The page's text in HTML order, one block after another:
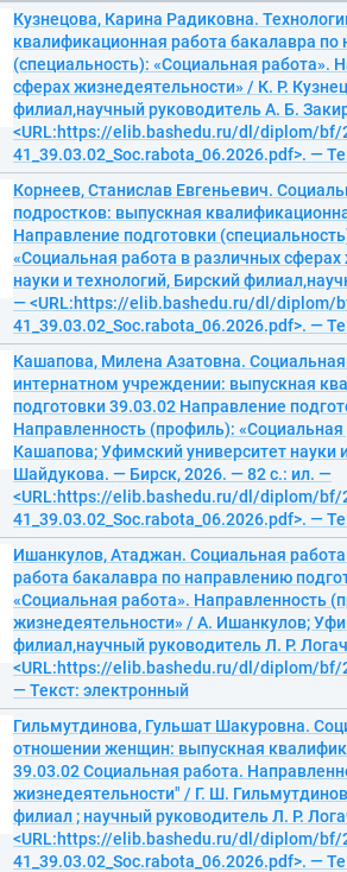
Кузнецова, Карина Радиковна.
квалификационная работа бакалавра
(специальность): «Социальная работа».
сферах жизнедеятельности» / К. Р.
филиал,научный руководитель А. Б.
<URL:https://elib.bashedu.ru/dl/diplom/bf/
41_39.03.02_Soc.rabota_06.2026.pdf>. —
Корнеев, Станислав Евгеньевич.
подростков: выпускная
Направление подготовки
«Социальная работа в различных
науки и технологий, Бирский
— <URL:https://elib.bashedu.ru/dl/diplom/
41_39.03.02_Soc.rabota_06.2026.pdf>. —
Кашапова, Милена Азатовна.
интернатном учреждении: выпускная
подготовки 39.03.02 Направление
Направленность (профиль):
Кашапова; Уфимский университет науки
Шайдукова. — Бирск, 2026. — 82 с.: ил. —
<URL:https://elib.bashedu.ru/dl/diplom/bf/
41_39.03.02_Soc.rabota_06.2026.pdf>. —
Ишанкулов, Атаджан. Социальная
работа бакалавра по направлению
«Социальная работа». Направленность
жизнедеятельности» / А. Ишанкулов;
филиал,научный руководитель Л. Р.
<URL:https://elib.bashedu.ru/dl/diplom/bf/
— Текст: электронный
Гильмутдинова, Гульшат Шакуровна.
отношении женщин: выпускная
39.03.02 Социальная работа.
жизнедеятельности" / Г. Ш.
филиал ; научный руководитель Л. Р.
<URL:https://elib.bashedu.ru/dl/diplom/bf/
41_39.03.02_Soc.rabota_06.2026.pdf>. —